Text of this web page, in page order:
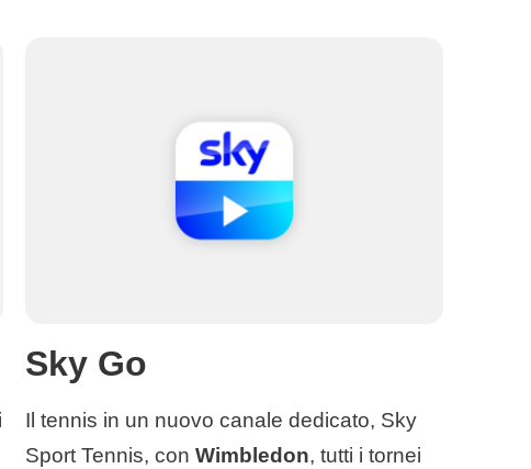
Sky Go
Il tennis in un nuovo canale dedicato, Sky
Sport Tennis, con Wimbledon, tutti i tornei